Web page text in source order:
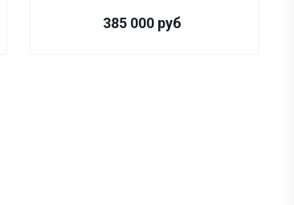
385 000 руб